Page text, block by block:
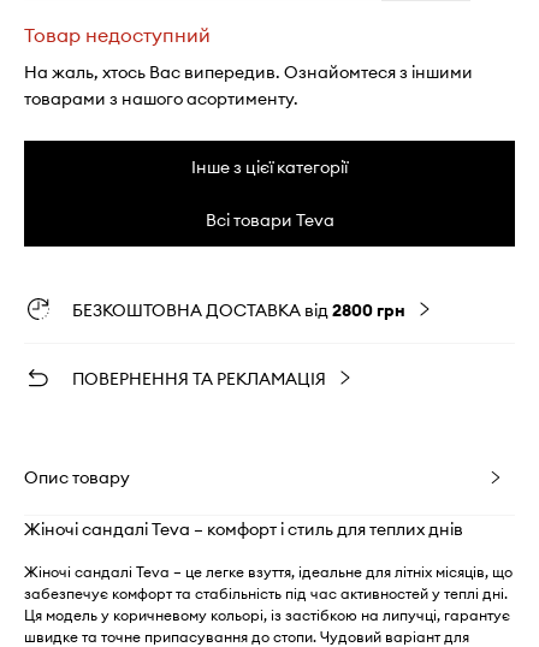
Товар недоступний
На жаль, хтось Вас випередив. Ознайомтеся з іншими
товарами з нашого асортименту.
Інше з цієї категорії
Всі товари Teva
БЕЗКОШТОВНА ДОСТАВКА від 2800 грн
ПОВЕРНЕННЯ ТА РЕКЛАМАЦІЯ
Опис товару
Жіночі сандалі Teva – комфорт і стиль для теплих днів
Жіночі сандалі Teva – це легке взуття, ідеальне для літніх місяців, що
забезпечує комфорт та стабільність під час активностей у теплі дні.
Ця модель у коричневому кольорі, із застібкою на липучці, гарантує
швидке та точне припасування до стопи. Чудовий варіант для